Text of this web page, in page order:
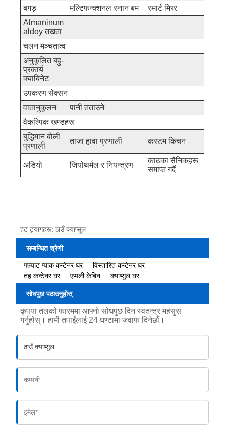
बगड़
मल्टिफन्क्शनल स्नान बम
स्मार्ट मिरर
Almaninum
aldoy तखता
चलन मञ्चतात्व
अनुकूलित बहु-
प्रकार्य
क्याबिनेट
उपकरण सेक्सन
वातानुकूलन
पानी तताउने
वैकल्पिक खण्डहरू
बुद्धिमान बोली
प्रणाली
ताजा हावा प्रणाली कस्टम किचन
अडियो जियोथर्मल र नियन्त्रण
काठका सैनिकहरू
समाप्त गर्दै
हट ट्यागहरू: ठाउँ क्याप्सुल
सम्बन्धित श्रेणी
फ्ल्याट प्याक कन्टेनर घर
विस्तारित कन्टेनर घर
तह कन्टेनर घर
एप्पली केबिन क्याप्सुल घर
सोधपुछ पठाउनुहोस्
कृपया तलको फारममा आफ्नो सोधपुछ दिन स्वतन्त्र महसुस
गर्नुहोस्। हामी तपाईंलाई 24 घण्टामा जवाफ दिनेछौं।